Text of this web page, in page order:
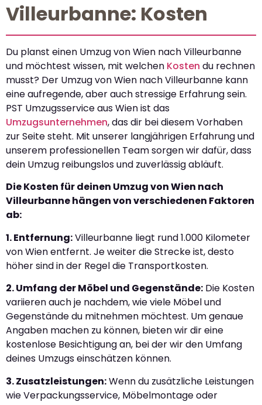
Villeurbanne: Kosten
Du planst einen Umzug von Wien nach Villeurbanne
und möchtest wissen, mit welchen Kosten du rechnen
musst? Der Umzug von Wien nach Villeurbanne kann
eine aufregende, aber auch stressige Erfahrung sein.
PST Umzugsservice aus Wien ist das
Umzugsunternehmen, das dir bei diesem Vorhaben
zur Seite steht. Mit unserer langjährigen Erfahrung und
unserem professionellen Team sorgen wir dafür, dass
dein Umzug reibungslos und zuverlässig abläuft.
Die Kosten für deinen Umzug von Wien nach
Villeurbanne hängen von verschiedenen Faktoren
ab:
1. Entfernung:Villeurbanne liegt rund 1.000 Kilometer
von Wien entfernt. Je weiter die Strecke ist, desto
höher sind in der Regel die Transportkosten.
2. Umfang der Möbel und Gegenstände: Die Kosten
variieren auch je nachdem, wie viele Möbel und
Gegenstände du mitnehmen möchtest. Um genaue
Angaben machen zu können, bieten wir dir eine
kostenlose Besichtigung an, bei der wir den Umfang
deines Umzugs einschätzen können.
3. Zusatzleistungen:Wenn du zusätzliche Leistungen
wie Verpackungsservice, Möbelmontage oder